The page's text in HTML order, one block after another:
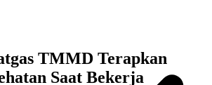
TMMD Terapkan
Saat Bekerja